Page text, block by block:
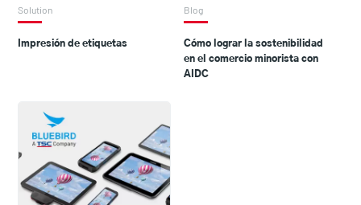
Solution
Impresión de etiquetas
Blog
Cómo lograr la sostenibilidad
en el comercio minorista con
AIDC